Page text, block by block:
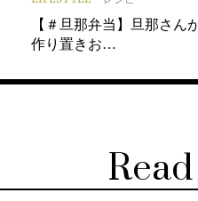
【＃旦那弁当】旦那さん
作り置きお…